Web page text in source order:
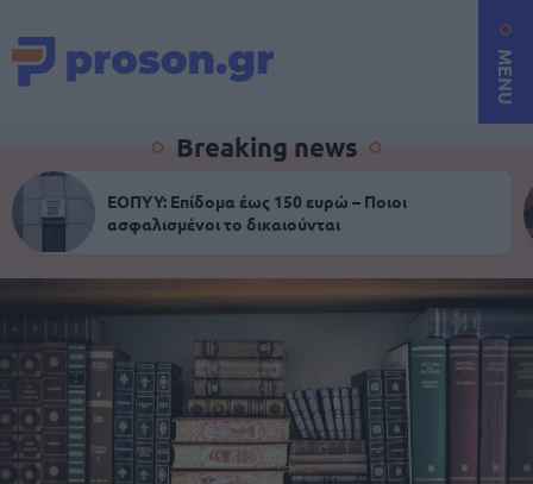
MENU
Breaking news
ΕΟΠΥΥ: Επίδομα έως 150 ευρώ – Ποιοι
ασφαλισμένοι το δικαιούνται